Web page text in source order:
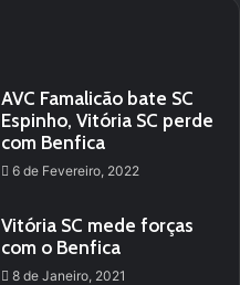
AVC Famalicão bate SC
Espinho, Vitória SC perde
com Benfica
6 de Fevereiro, 2022
Vitória SC mede forças
com o Benfica
8 de Janeiro, 2021